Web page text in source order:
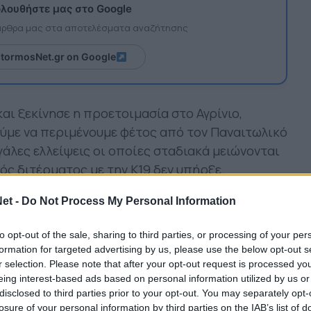
- Do Not Process My Personal Information
opt-out of the sale, sharing to third parties, or processing of your
for targeted advertising by us, please use the below opt-out
selection. Please note that after your opt-out request is processed
interest-based ads based on personal information utilized by us
to third parties prior to your opt-out. You may separately
of your personal information by third parties on the IAB’s list of
μας στο Google
μας στα αποτελέσματα αναζήτησης
on Google
ξεκίνησε η προετοιμασία στο Αγρίνιο,
να περιμένουμε φέτος από τον Παναιτωλικό
ελλείψεις οι οποίες σταδιακά μειώνονται
διτέρματος με την Κ19 δεν υπήρξε.
το σύνολο του Αναστασίου θα
στην πρωτεύουσα της Ευρυτανίας. Μέχρι τις
αγώνες οι οποίοι και αποτελέσουν τα
στο Καρπενήσι ο Παναιτωλικός θα δώσει